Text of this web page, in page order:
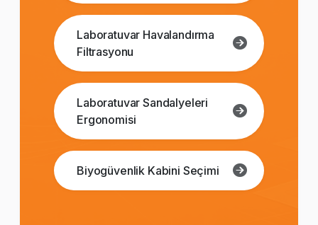
Laboratuvar Havalandırma
Filtrasyonu
Laboratuvar Sandalyeleri
Ergonomisi
Biyogüvenlik Kabini Seçimi